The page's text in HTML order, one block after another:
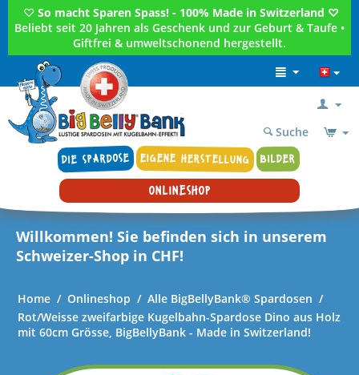
♡ So macht Sparen Spass! - 100% Made in Switzerland ♡
Beliebt seit 20 Jahren als Geschenk und zur Geburt & Taufe •
Giftfrei & umweltschonend hergestellt.
DIE SPARDOSE EIGENE HERSTELLUNG BILDER
Suche
ONLINESHOP
Willkommen! Sie befinden sich in unserem
Schweizer-Shop in CHF!
Home / Onlineshop / Alle BigBellyBank® Spardosen /
Rot/Weisse zweifarbige Kugelbahn-Spardose Dino aus Holz
mit 60cm Grösse, BigBellyBank - Made in Switzerland!